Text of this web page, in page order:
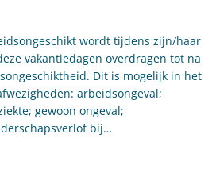
wordt tijdens zijn/haar
vakantiedagen overdragen tot na
Dit is mogelijk in het
arbeidsongeval;
gewoon ongeval;
bij…